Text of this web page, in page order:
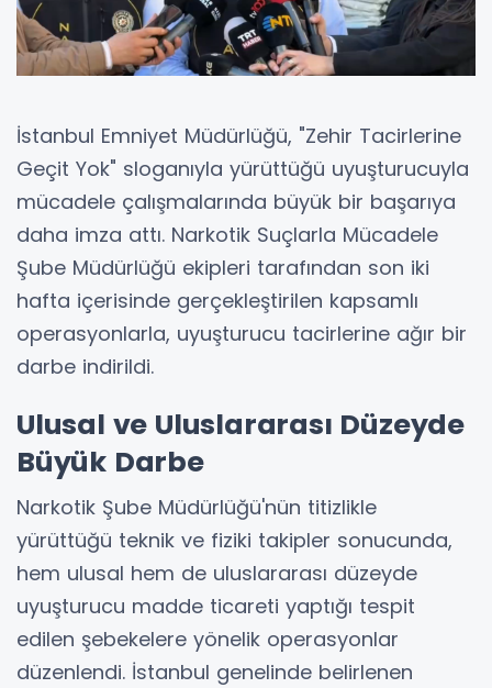
İstanbul Emniyet Müdürlüğü, "Zehir Tacirlerine
Geçit Yok" sloganıyla yürüttüğü uyuşturucuyla
mücadele çalışmalarında büyük bir başarıya
daha imza attı. Narkotik Suçlarla Mücadele
Şube Müdürlüğü ekipleri tarafından son iki
hafta içerisinde gerçekleştirilen kapsamlı
operasyonlarla, uyuşturucu tacirlerine ağır bir
darbe indirildi.
Ulusal ve Uluslararası Düzeyde
Büyük Darbe
Narkotik Şube Müdürlüğü'nün titizlikle
yürüttüğü teknik ve fiziki takipler sonucunda,
hem ulusal hem de uluslararası düzeyde
uyuşturucu madde ticareti yaptığı tespit
edilen şebekelere yönelik operasyonlar
düzenlendi. İstanbul genelinde belirlenen